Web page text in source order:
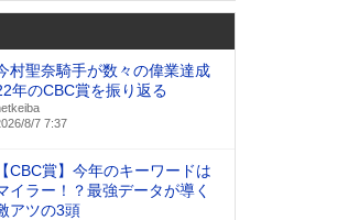
村聖奈騎手が数々の偉業達成
年のCBC賞を振り返る
8/7 7:37
【CBC賞】今年のキーワードは
イラー！？最強データが導く
アツの3頭